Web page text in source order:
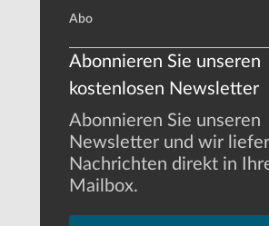
Abo
Abonnieren Sie unseren
kostenlosen Newsletter
Abonnieren Sie unseren
Newsletter und wir
Nachrichten direkt in
Mailbox.